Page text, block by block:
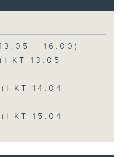
- 16:00)
13:05 -
14:04 -
15:04 -